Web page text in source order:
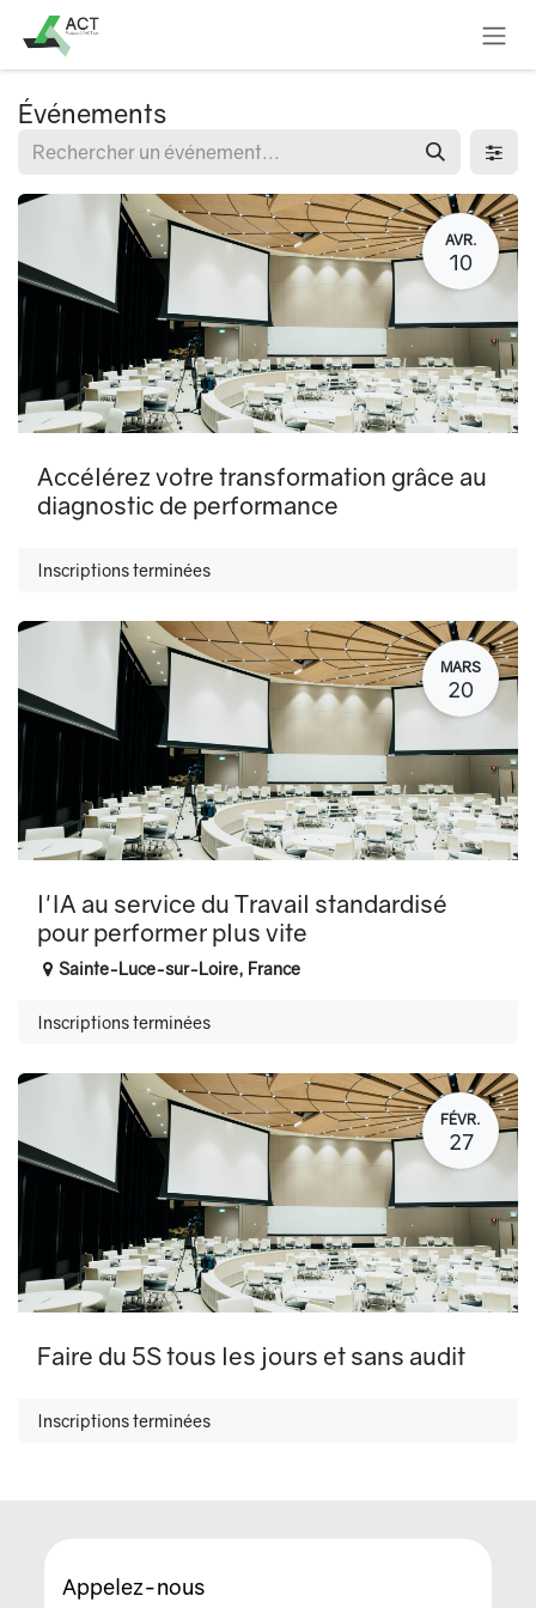
Se rendre au contenu
Événements
AVR.
10
Accélérez votre transformation grâce au
diagnostic de performance
Inscriptions terminées
MARS
20
l'IA au service du Travail standardisé
pour performer plus vite
Sainte-Luce-sur-Loire, France
Inscriptions terminées
FÉVR.
27
Faire du 5S tous les jours et sans audit
Inscriptions terminées
Appelez-nous